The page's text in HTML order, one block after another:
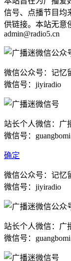
信号、点播节目均
供链接。本站无意
admin@radio5.cn
微信公众号：记忆
微信号：jiyiradio
站长个人微信：广
微信号：guangbomi
确定
微信公众号：记忆
微信号：jiyiradio
站长个人微信：广
微信号：guangbomi